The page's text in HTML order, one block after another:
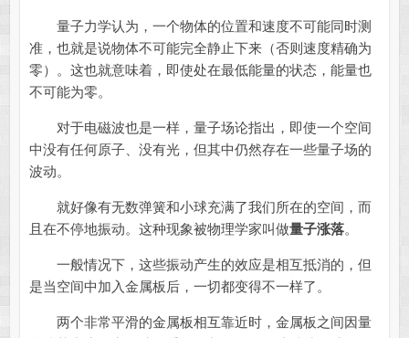
量子力学认为，一个物体的位置和速度不可能同时测
准，也就是说物体不可能完全静止下来（否则速度精确为
零）。这也就意味着，即使处在最低能量的状态，能量也
不可能为零。
对于电磁波也是一样，量子场论指出，即使一个空间
中没有任何原子、没有光，但其中仍然存在一些量子场的
波动。
就好像有无数弹簧和小球充满了我们所在的空间，而
且在不停地振动。这种现象被物理学家叫做量子涨落。
一般情况下，这些振动产生的效应是相互抵消的，但
是当空间中加入金属板后，一切都变得不一样了。
两个非常平滑的金属板相互靠近时，金属板之间因量